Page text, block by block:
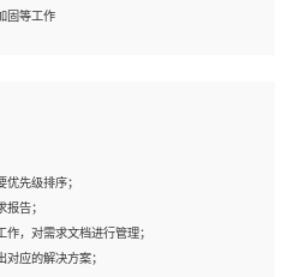
固等工作
以上相关工作经验；
种，熟练使用Ansible
理、部署以及故障处理，如：Mysql、
、KVM
网络协议，如TCP/IP，转发原理，路由优
先级排序；
告；
，对需求文档进行管理；
应的解决方案；